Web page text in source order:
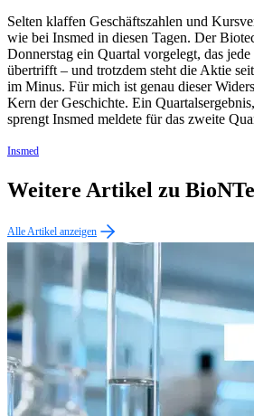
Selten klaffen Geschäftszahlen und
wie bei Insmed in diesen Tagen. Der
Donnerstag ein Quartal vorgelegt, das
übertrifft – und trotzdem steht die Aktie
im Minus. Für mich ist genau dieser
Kern der Geschichte. Ein
sprengt Insmed meldete für das zweite
Insmed
Weitere Artikel zu
Alle Artikel anzeigen